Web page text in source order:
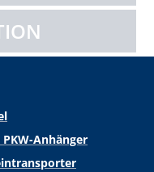
Anhänger